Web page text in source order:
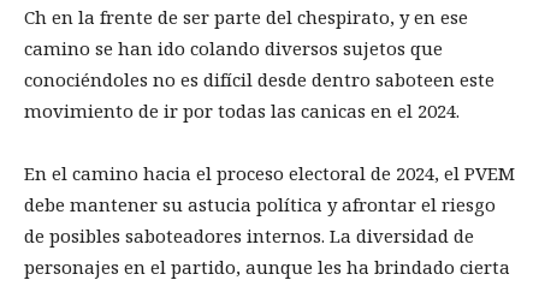
Ch en la frente de ser parte del chespirato, y en ese
camino se han ido colando diversos sujetos que
conociéndoles no es difícil desde dentro saboteen este
movimiento de ir por todas las canicas en el 2024.
En el camino hacia el proceso electoral de 2024, el PVEM
debe mantener su astucia política y afrontar el riesgo
de posibles saboteadores internos. La diversidad de
personajes en el partido, aunque les ha brindado cierta